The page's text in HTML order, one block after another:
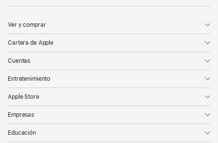
Ver y comprar
Cartera de Apple
Cuentas
Entretenimiento
Apple Store
Empresas
Educación